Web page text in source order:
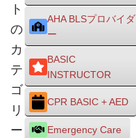
ト
の
カ
テ
ゴ
リ
ー
AHA BLSプロバイダ
ー
BASIC
INSTRUCTOR
CPR BASIC + AED
Emergency Care